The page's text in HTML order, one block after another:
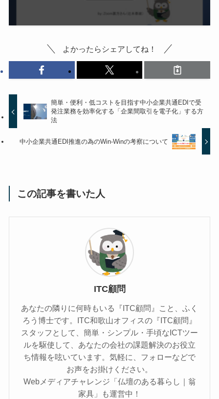
よかったらシェアしてね！
簡単・便利・低コストを目指す中小企業共通EDIで受
発注業務を効率化する「企業間取引を電子化」する方
法
中小企業共通EDI推進の為のWin-Winの考察について
この記事を書いた人
ITC顧問
あなたの隣りに何時もいる『ITC顧問』こと、ふく
ろう博士です。ITC和歌山オフィスの『ITC顧問』
スタッフとして、簡単・シンプル・手頃なICTツー
ルを駆使して、あなたの会社の課題解決のお役立
ち情報を呟いています。気軽に、フォローなどで
お声をお掛けください。
Webメディアチャレンジ「仏壇のある暮らし｜翁
家具」も運営中！